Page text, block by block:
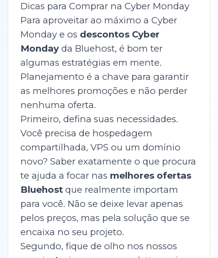
Dicas para Comprar na Cyber Monday
Para aproveitar ao máximo a Cyber
Monday e os descontos Cyber
Mondayda Bluehost, é bom ter
algumas estratégias em mente.
Planejamento é a chave para garantir
as melhores promoções e não perder
nenhuma oferta.
Primeiro, defina suas necessidades.
Você precisa de hospedagem
compartilhada, VPS ou um domínio
novo? Saber exatamente o que procura
te ajuda a focar nas melhores ofertas
Bluehostque realmente importam
para você. Não se deixe levar apenas
pelos preços, mas pela solução que se
encaixa no seu projeto.
Segundo, fique de olho nos nossos